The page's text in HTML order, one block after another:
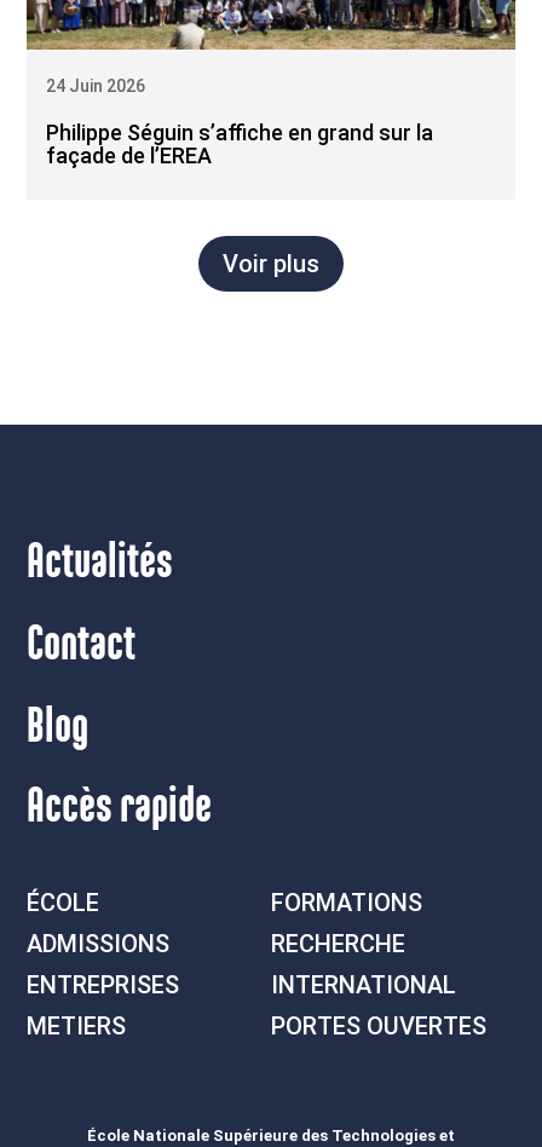
Philippe Séguin s’affiche en grand sur la
façade de l’EREA
24 Juin 2026
Voir plus
Actualités
Contact
Blog
Accès rapide
ÉCOLE
FORMATIONS
ADMISSIONS
RECHERCHE
ENTREPRISES
INTERNATIONAL
METIERS
PORTES OUVERTES
École Nationale Supérieure des Technologies et